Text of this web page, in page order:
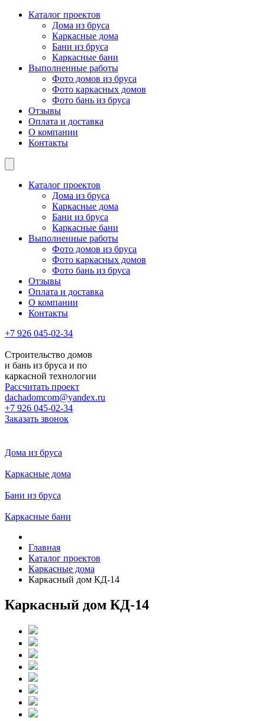
Каталог проектов
Дома из бруса
Каркасные дома
Бани из бруса
Каркасные бани
Выполненные работы
Фото домов из бруса
Фото каркасных домов
Фото бань из бруса
Отзывы
Оплата и доставка
О компании
Контакты
Каталог проектов
Дома из бруса
Каркасные дома
Бани из бруса
Каркасные бани
Выполненные работы
Фото домов из бруса
Фото каркасных домов
Фото бань из бруса
Отзывы
Оплата и доставка
О компании
Контакты
+7 926 045-02-34
Строительство домов
и бань из бруса и по
каркасной технологии
Рассчитать проект
dachadomcom@yandex.ru
+7 926 045-02-34
Заказать звонок
Дома из бруса
Каркасные дома
Бани из бруса
Каркасные бани
Главная
Каталог проектов
Каркасные дома
Каркасный дом КД-14
Каркасный дом КД-14